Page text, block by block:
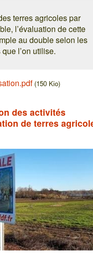
terres agricoles par
l’évaluation de cette
au double selon les
l’on utilise.
(150 Kio)
des activités
de terres